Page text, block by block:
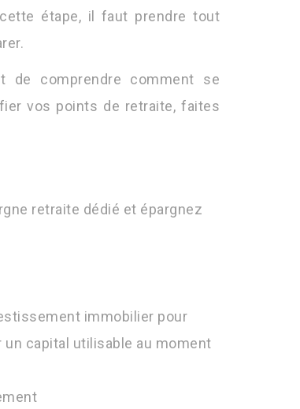
étape, il faut prendre tout
comprendre comment se
vos points de retraite, faites
retraite dédié et épargnez
immobilier pour
capital utilisable au moment